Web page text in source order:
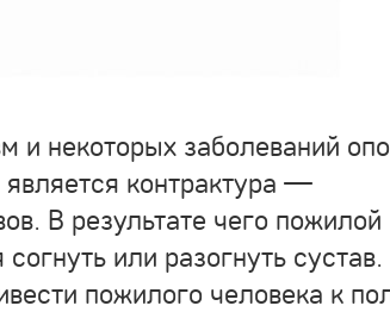
и некоторых заболеваний
контрактура —
В результате чего пожилой
или разогнуть
пожилого человека к